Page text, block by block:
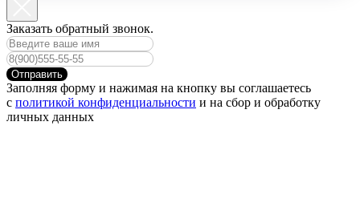
Заказать обратный звонок.
Отправить
Заполняя форму и нажимая на кнопку вы соглашаетесь
с политикой конфиденциальности и на сбор и обработку
личных данных